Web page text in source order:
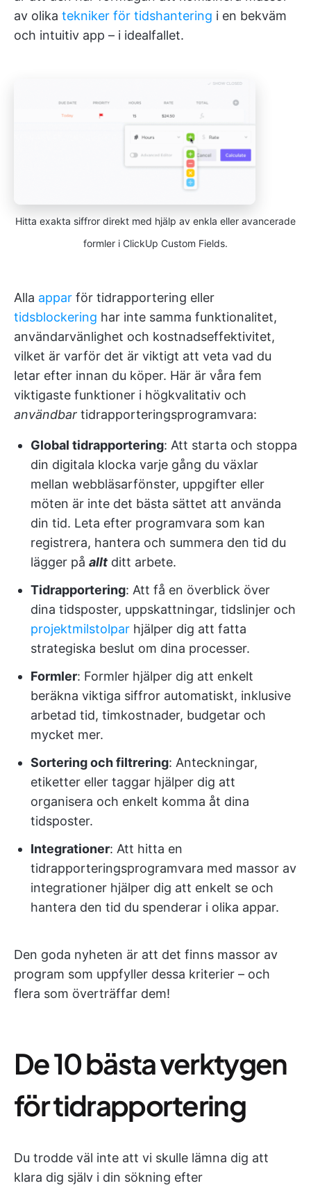
av olika tekniker för tidshantering i en bekväm
och intuitiv app – i idealfallet.
Hitta exakta siffror direkt med hjälp av enkla eller avancerade
formler i ClickUp Custom Fields.
Alla appar för tidrapportering eller
tidsblockering har inte samma funktionalitet,
användarvänlighet och kostnadseffektivitet,
vilket är varför det är viktigt att veta vad du
letar efter innan du köper. Här är våra fem
viktigaste funktioner i högkvalitativ och
användbar tidrapporteringsprogramvara:
Global tidrapportering: Att starta och stoppa
din digitala klocka varje gång du växlar
mellan webbläsarfönster, uppgifter eller
möten är inte det bästa sättet att använda
din tid. Leta efter programvara som kan
registrera, hantera och summera den tid du
lägger på allt ditt arbete.
Tidrapportering: Att få en överblick över
dina tidsposter, uppskattningar, tidslinjer och
projektmilstolpar hjälper dig att fatta
strategiska beslut om dina processer.
Formler: Formler hjälper dig att enkelt
beräkna viktiga siffror automatiskt, inklusive
arbetad tid, timkostnader, budgetar och
mycket mer.
Sortering och filtrering: Anteckningar,
etiketter eller taggar hjälper dig att
organisera och enkelt komma åt dina
tidsposter.
Integrationer: Att hitta en
tidrapporteringsprogramvara med massor av
integrationer hjälper dig att enkelt se och
hantera den tid du spenderar i olika appar.
Den goda nyheten är att det finns massor av
program som uppfyller dessa kriterier – och
flera som överträffar dem!
De 10 bästa verktygen
för tidrapportering
Du trodde väl inte att vi skulle lämna dig att
klara dig själv i din sökning efter